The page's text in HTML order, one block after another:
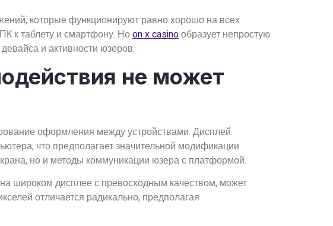
которые функционируют равно хорошо на всех
к таблету и смартфону. Ноon x casinoобразует непростую
и активности юзеров.
не может
оформления между устройствами. Дисплей
что предполагает значительной модификации
но и методы коммуникации юзера с платформой.
на широком дисплее с превосходным качеством, может
отличается радикально, предполагая